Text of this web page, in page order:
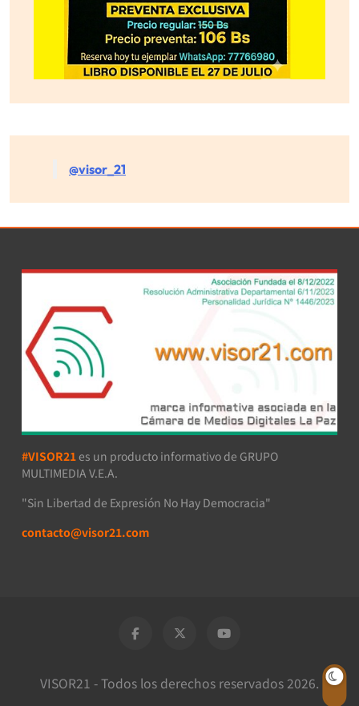
@visor_21
#VISOR21 es un producto informativo de GRUPO
MULTIMEDIA V.E.A.
"Sin Libertad de Expresión No Hay Democracia"
contacto@visor21.com
VISOR21 - Todos los derechos reservados 2026.